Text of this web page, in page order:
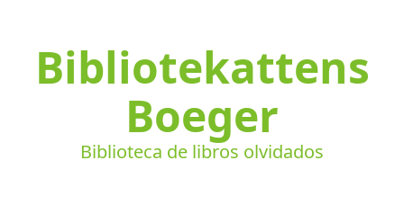
Bibliotekattens
Boeger
Biblioteca de libros olvidados